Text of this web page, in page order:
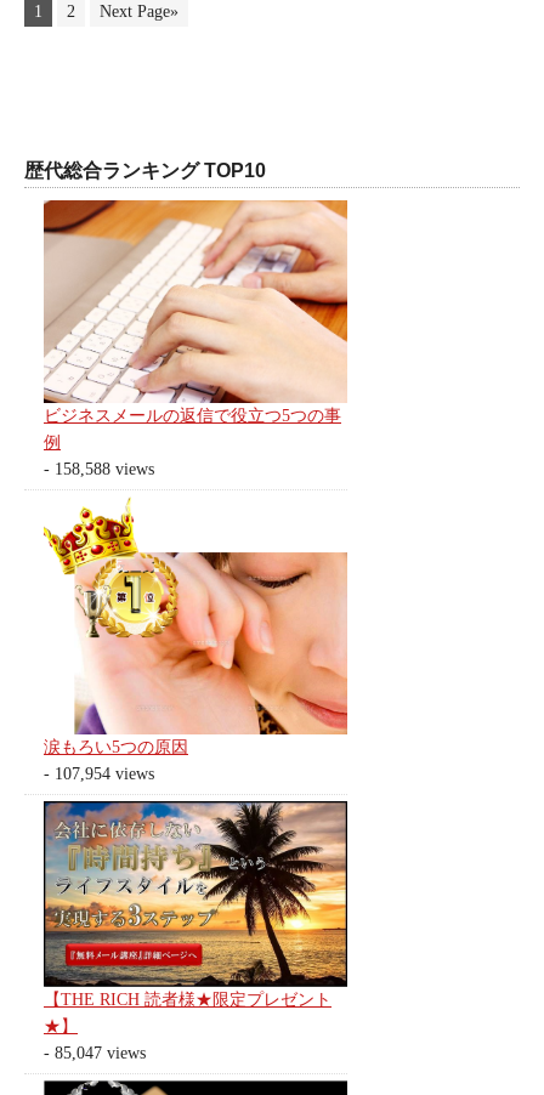
1 2 Next Page»
歴代総合ランキング TOP10
ビジネスメールの返信で役立つ5つの事
例
- 158,588 views
涙もろい5つの原因
- 107,954 views
【THE RICH 読者様★限定プレゼント
★】
- 85,047 views